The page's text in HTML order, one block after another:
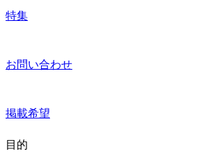
特集
お問い合わせ
掲載希望
目的